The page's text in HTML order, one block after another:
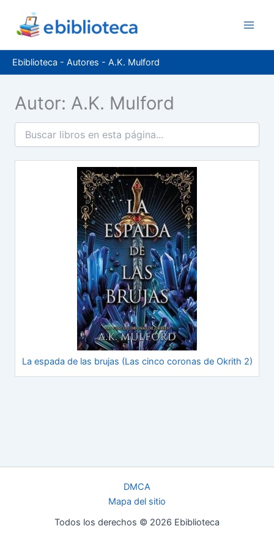
contenido
Ebiblioteca - Autores - A.K. Mulford
Autor: A.K. Mulford
La espada de las brujas (Las cinco coronas de Okrith 2)
DMCA
Mapa del sitio
Todos los derechos © 2026 Ebiblioteca